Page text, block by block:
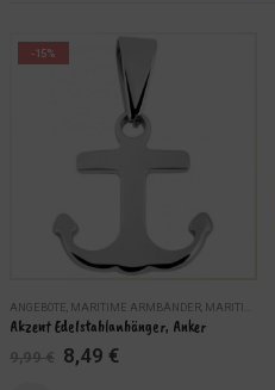
,SCHMUCK
-15%
ANGEBOTE MARITIME ARMBÄNDER MARITIME HALSKETTEN
Akzent Edelstahlanhänger, Anker
9,99€ Ursprünglicher
Preis
8,49 €Aktueller